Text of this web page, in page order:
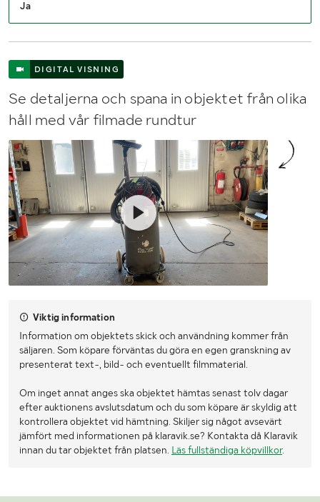
Ja
DIGITAL VISNING
Se detaljerna och spana in objektet från olika
håll med vår filmade rundtur
Viktig information
Information om objektets skick och användning kommer från
säljaren. Som köpare förväntas du göra en egen granskning av
presenterat text-, bild- och eventuellt filmmaterial.
Om inget annat anges ska objektet hämtas senast tolv dagar
efter auktionens avslutsdatum och du som köpare är skyldig att
kontrollera objektet vid hämtning. Skiljer sig något avsevärt
jämfört med informationen på klaravik.se? Kontakta då Klaravik
innan du tar objektet från platsen. Läs fullständiga köpvillkor.